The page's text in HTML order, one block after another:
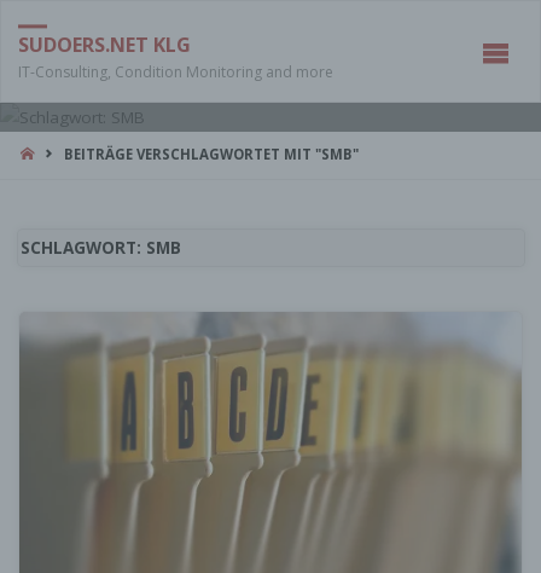
SUDOERS.NET KLG
IT-Consulting, Condition Monitoring and more
STARTBEITRÄGE VERSCHLAGWORTET MIT "SMB"
SCHLAGWORT: SMB